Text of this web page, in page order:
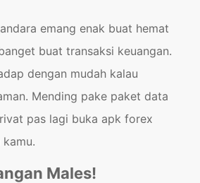
emang enak buat hemat
buat transaksi keuangan.
dengan mudah kalau
Mending pake paket data
pas lagi buka apk forex
Males!